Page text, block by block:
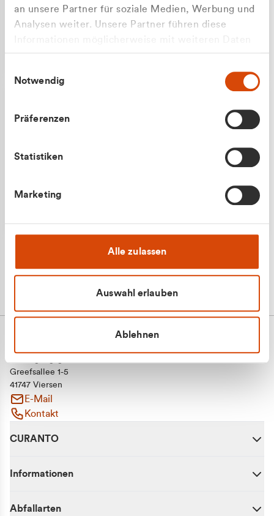
an unsere Partner für soziale Medien, Werbung und
Analysen weiter. Unsere Partner führen diese
gesammelt haben.
Notwendig
Präferenzen
Statistiken
Marketing
Alle zulassen
Auswahl erlauben
Ablehnen
Apilash Balanesan
Greefsallee 1-5
41747 Viersen
E-Mail
Kontakt
CURANTO
Informationen
Abfallarten